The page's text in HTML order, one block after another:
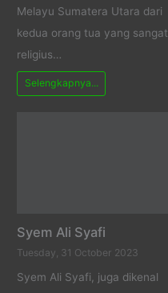
Melayu Sumatera Utara dari
kedua orang tua yang sangat
religius…
Selengkapnya...
Syem Ali Syafi
Tuesday, 31 October 2023
Syem Ali Syafi, juga dikenal